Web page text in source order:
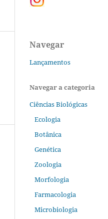
Navegar
Lançamentos
Navegar a categoria
Ciências Biológicas
Ecologia
Botânica
Genética
Zoologia
Morfologia
Farmacologia
Microbiologia